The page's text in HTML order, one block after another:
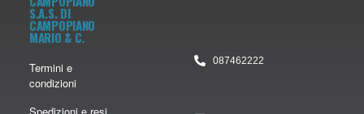
S.A.S. DI
CAMPOPIANO
MARIO & C.
Termini e
condizioni
087462222